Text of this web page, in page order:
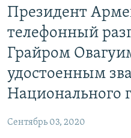
основному
содержанию
Перейти
основной
навигации
НОВОСТИ
ПОЛИТИКА
ЭКОНОМИКА
НАГОРНЫЙ КАРАБАХ
Президент
телефонный
Грайром
удостоенным
Национального
Сентябрь 03, 2020